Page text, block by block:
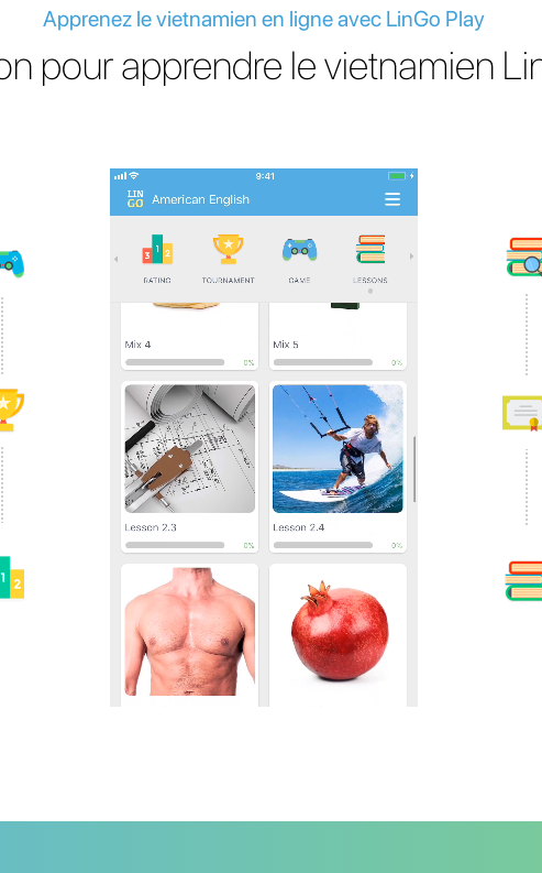
Apprenez le vietnamien en ligne avec LinGo Play
pour apprendre le vietnamien